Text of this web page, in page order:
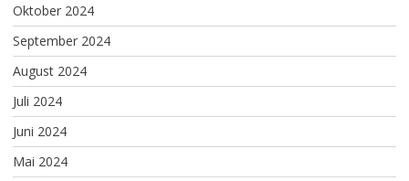
Oktober 2024
September 2024
August 2024
Juli 2024
Juni 2024
Mai 2024